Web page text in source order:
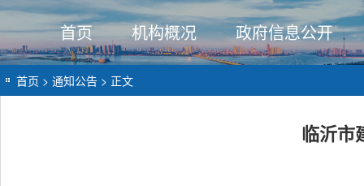
首页 机构概况 政府信息公开
首页 > 通知公告 > 正文
临沂市